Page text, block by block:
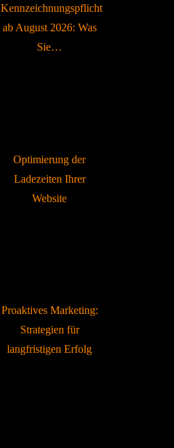
Kennzeichnungspflicht
ab August 2026: Was
Sie…
Optimierung der
Ladezeiten Ihrer
Website
Proaktives Marketing:
Strategien für
langfristigen Erfolg